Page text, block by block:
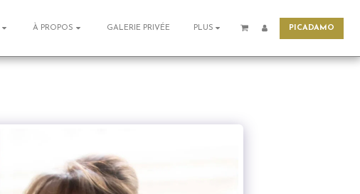
À PROPOS GALERIE PRIVÉE PLUS PICADAMO